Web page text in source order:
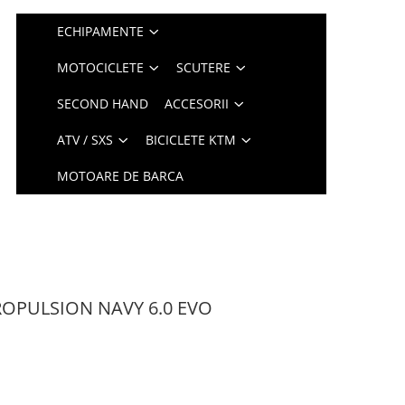
ECHIPAMENTE
MOTOCICLETE SCUTERE
SECOND HAND ACCESORII
ATV / SXS BICICLETE KTM
MOTOARE DE BARCA
NAVY 6.0 EVO